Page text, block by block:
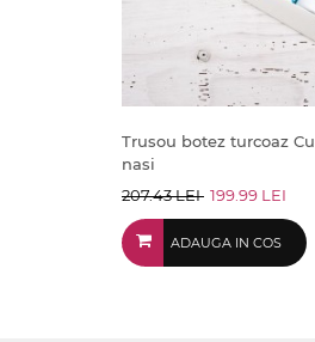
Trusou botez turcoaz
nasi
207.43 LEI 199.99 LEI
ADAUGA IN COS